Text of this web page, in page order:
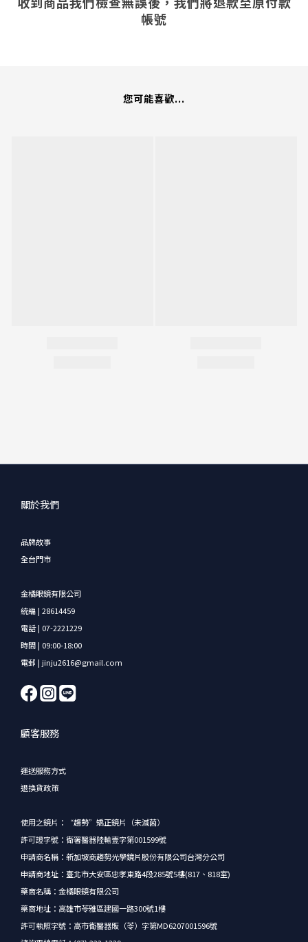
帳號
您可能喜歡...
關於我們
品牌故事
全台門市
金橘眼鏡有限公司
統編 | 28614459
電話 | 07-2221229
時間 | 09:00-18:00
電郵 | jinju2616@gmail.com
顧客服務
運送服務方式
退換貨政策
使用之鏡片：“趨勢”矯正鏡片（未滅菌）
許可證字號：衛署醫器陸輸壹字第001599號
申請商名稱：新加坡商趨勢光學鏡片股份有限公司台灣分公司
申請商地址：臺北市大安區忠孝東路4段285號5樓(817、818室)
藥商名稱：金橘眼鏡有限公司
藥商地址：高雄市苓雅區建國一路300號1樓
許可執照字號：高市衛醫器販（苓）字第MD6207001596號